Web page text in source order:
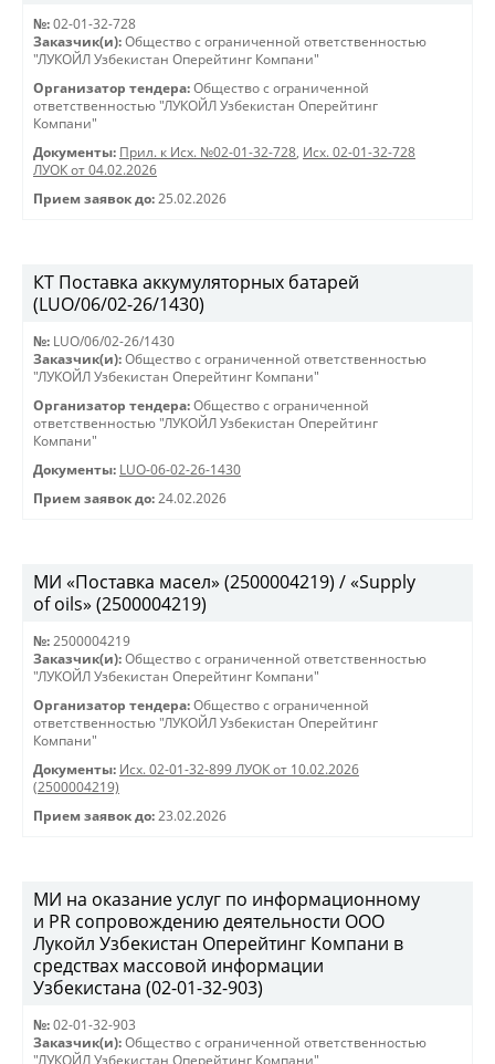
№: 02-01-32-728
Заказчик(и): Общество с ограниченной ответственностью
"ЛУКОЙЛ Узбекистан Оперейтинг Компани"
Организатор тендера: Общество с ограниченной
ответственностью "ЛУКОЙЛ Узбекистан Оперейтинг
Компани"
Документы: Прил. к Исх. №02-01-32-728, Исх. 02-01-32-728
ЛУОК от 04.02.2026
Прием заявок до: 25.02.2026
КТ Поставка аккумуляторных батарей
(LUO/06/02-26/1430)
№: LUO/06/02-26/1430
Заказчик(и): Общество с ограниченной ответственностью
"ЛУКОЙЛ Узбекистан Оперейтинг Компани"
Организатор тендера: Общество с ограниченной
ответственностью "ЛУКОЙЛ Узбекистан Оперейтинг
Компани"
Документы: LUO-06-02-26-1430
Прием заявок до: 24.02.2026
МИ «Поставка масел» (2500004219) / «Supply
of oils» (2500004219)
№: 2500004219
Заказчик(и): Общество с ограниченной ответственностью
"ЛУКОЙЛ Узбекистан Оперейтинг Компани"
Организатор тендера: Общество с ограниченной
ответственностью "ЛУКОЙЛ Узбекистан Оперейтинг
Компани"
Документы: Исх. 02-01-32-899 ЛУОК от 10.02.2026
(2500004219)
Прием заявок до: 23.02.2026
МИ на оказание услуг по информационному
и PR сопровождению деятельности ООО
Лукойл Узбекистан Оперейтинг Компани в
средствах массовой информации
Узбекистана (02-01-32-903)
№: 02-01-32-903
Заказчик(и): Общество с ограниченной ответственностью
"ЛУКОЙЛ Узбекистан Оперейтинг Компани"